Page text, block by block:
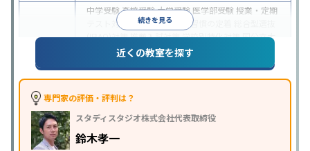
続きを見る
中学受験高校受験大学受験 医学部受験 授業・定期
テスト対策
内申点対策 学習習慣の定着
(旧AO)対策推薦入試対策学校別特化対策国公立大
私大対策共通テスト対策
英語・英会話特化
特徴
中高一貫校生に対応
の振替可能 不登校生に対応
を利用オンライン対応1科目から受講可能
習のみの受講可
り
近くの教室を探す
専門家の評価・評判は？
スタディスタジオ株式会社代表取締役
鈴木孝一